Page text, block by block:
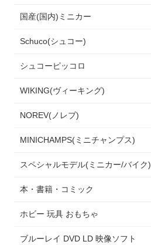
国産(国内)ミニカー
Schuco(シュコー)
シュコーピッコロ
WIKING(ヴィーキング)
NOREV(ノレブ)
MINICHAMPS(ミニチャンプス)
スペシャルモデル(ミニカー/バイク)
本・書籍・コミック
ホビー 玩具 おもちゃ
ブルーレイ DVD LD 映像ソフト